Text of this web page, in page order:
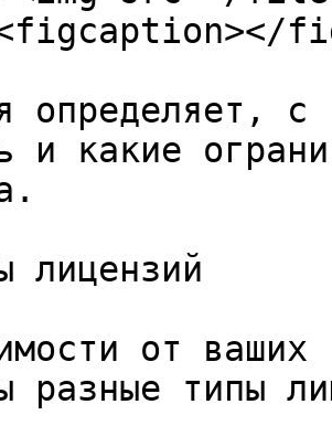
определяет, с
и какие
лицензий
от ваших
разные типы